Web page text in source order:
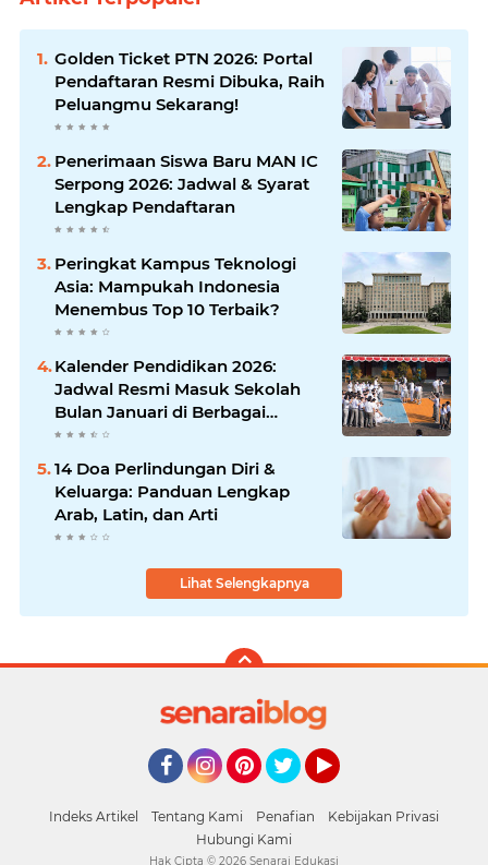
Golden Ticket PTN 2026: Portal
Pendaftaran Resmi Dibuka, Raih
Peluangmu Sekarang!
Penerimaan Siswa Baru MAN IC
Serpong 2026: Jadwal & Syarat
Lengkap Pendaftaran
Peringkat Kampus Teknologi
Asia: Mampukah Indonesia
Menembus Top 10 Terbaik?
Kalender Pendidikan 2026:
Jadwal Resmi Masuk Sekolah
Bulan Januari di Berbagai
Daerah
14 Doa Perlindungan Diri &
Keluarga: Panduan Lengkap
Arab, Latin, dan Arti
Lihat Selengkapnya
Indeks Artikel Tentang Kami Penafian
Kebijakan Privasi
Hubungi Kami
Hak Cipta © 2026 Senarai Edukasi